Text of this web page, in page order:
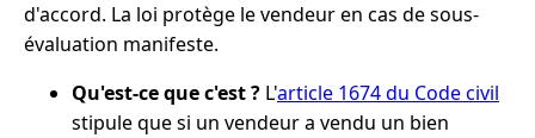
d'accord. La loi protège le vendeur en cas de sous-
évaluation manifeste.
Qu'est-ce que c'est ? L'article 1674 du Code civil
stipule que si un vendeur a vendu un bien